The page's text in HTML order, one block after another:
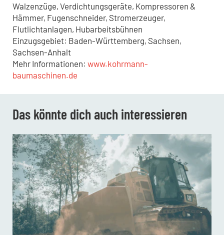
Walzenzüge, Verdichtungsgeräte, Kompressoren &
Hämmer, Fugenschneider, Stromerzeuger,
Flutlichtanlagen, Hubarbeitsbühnen
Einzugsgebiet: Baden-Württemberg, Sachsen,
Sachsen-Anhalt
Mehr Informationen: www.kohrmann-
baumaschinen.de
Das könnte dich auch interessieren